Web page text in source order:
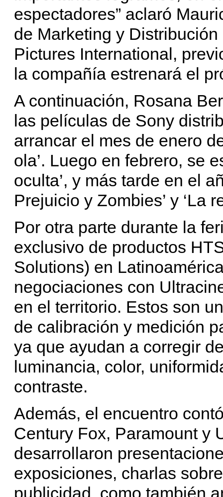
espectadores” aclaró
de Marketing y
Pictures International,
la compañía estrenará el
A continuación, Rosana
las películas de Sony
arrancar el mes de enero
ola’. Luego en febrero, se
oculta’, y más tarde en el
Prejuicio y Zombies’ y ‘La
Por otra parte durante la
exclusivo de productos
Solutions) en
negociaciones con
en el territorio. Estos son
de calibración y medición
ya que ayudan a corregir
luminancia, color,
contraste.
Además, el encuentro
Century Fox, Paramount y
desarrollaron
exposiciones, charlas
publicidad, como también